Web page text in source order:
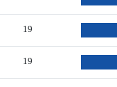
19
19